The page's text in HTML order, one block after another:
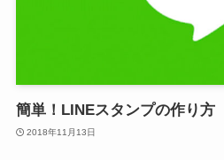
簡単！LINEスタンプの作り方
2018年11月13日